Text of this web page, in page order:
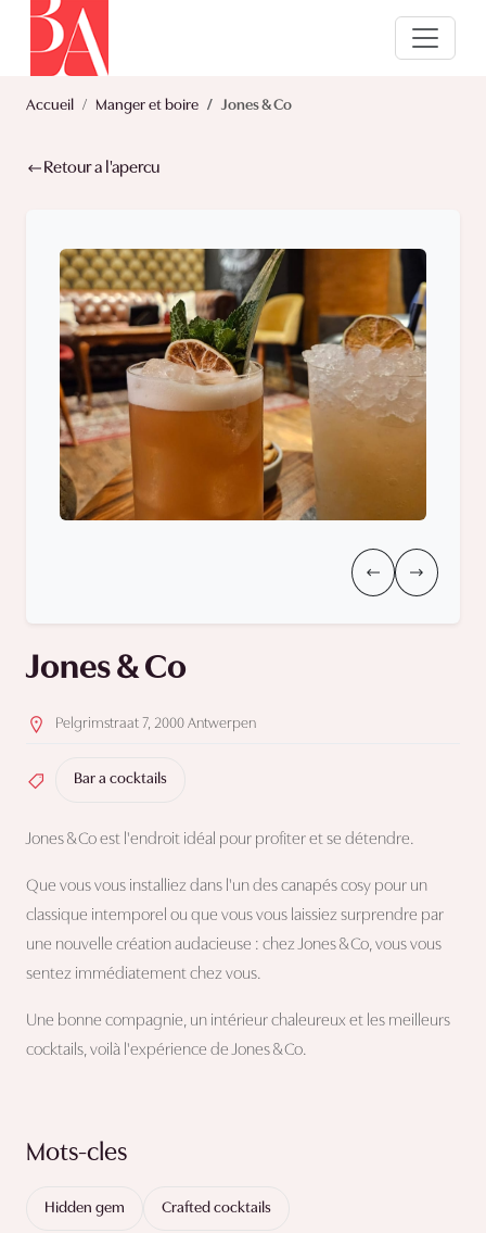
Accueil Manger et boire Jones & Co
Retour a l'apercu
Jones & Co
Pelgrimstraat 7, 2000 Antwerpen
Bar a cocktails
Jones & Co est l'endroit idéal pour profiter et se détendre.
Que vous vous installiez dans l'un des canapés cosy pour un
classique intemporel ou que vous vous laissiez surprendre par
une nouvelle création audacieuse : chez Jones & Co, vous vous
sentez immédiatement chez vous.
Une bonne compagnie, un intérieur chaleureux et les meilleurs
cocktails, voilà l'expérience de Jones & Co.
Mots-cles
Hidden gem Crafted cocktails